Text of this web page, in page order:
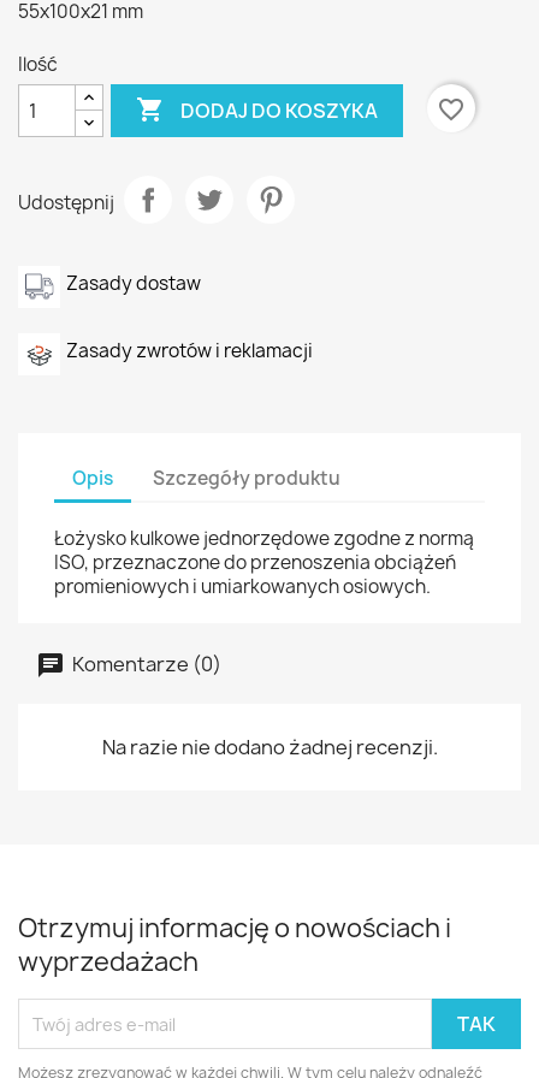
55x100x21 mm
Ilość
 DODAJ DO KOSZYKA favorite_border
Udostępnij
Zasady dostaw
Zasady zwrotów i reklamacji
Opis Szczegóły produktu
Łożysko kulkowe jednorzędowe zgodne z normą
ISO, przeznaczone do przenoszenia obciążeń
promieniowych i umiarkowanych osiowych.
Komentarze (0)
Na razie nie dodano żadnej recenzji.
Otrzymuj informację o nowościach i
wyprzedażach
Możesz zrezygnować w każdej chwili. W tym celu należy odnaleźć